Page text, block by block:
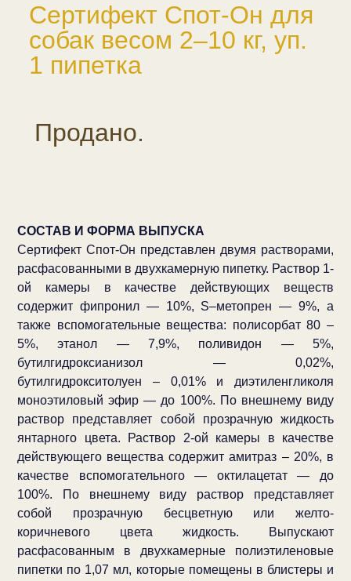
Сертифект Спот-Он для
собак весом 2–10 кг, уп.
1 пипетка
Продано.
СОСТАВ И ФОРМА ВЫПУСКА
Сертифект Спот-Он представлен двумя растворами,
расфасованными в двухкамерную пипетку. Раствор 1-
ой камеры в качестве действующих веществ
содержит фипронил — 10%, S–метопрен — 9%, а
также вспомогательные вещества: полисорбат 80 –
5%, этанол — 7,9%, поливидон — 5%,
бутилгидроксианизол — 0,02%,
бутилгидрокситолуен – 0,01% и диэтиленгликоля
моноэтиловый эфир — до 100%. По внешнему виду
раствор представляет собой прозрачную жидкость
янтарного цвета. Раствор 2-ой камеры в качестве
действующего вещества содержит амитраз – 20%, в
качестве вспомогательного — октилацетат — до
100%. По внешнему виду раствор представляет
собой прозрачную бесцветную или желто-
коричневого цвета жидкость. Выпускают
расфасованным в двухкамерные полиэтиленовые
пипетки по 1,07 мл, которые помещены в блистеры и